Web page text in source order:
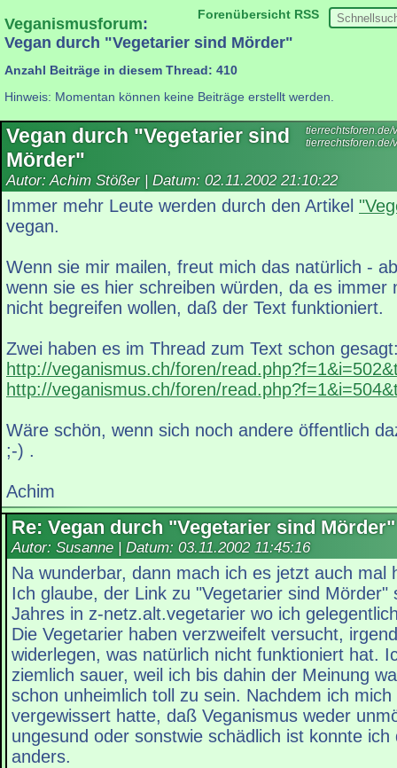
Forenübersicht RSS
Veganismusforum:
Vegan durch "Vegetarier sind Mörder"
Anzahl Beiträge in diesem Thread: 410
Hinweis: Momentan können keine Beiträge erstellt werden.
tierrechtsforen.de/
Vegan durch "Vegetarier sind
Mörder"
Autor: Achim Stößer | Datum: 02.11.2002 21:10:22
Immer mehr Leute werden durch den Artikel
vegan.
Wenn sie mir mailen, freut mich das natürlich -
wenn sie es hier schreiben würden, da es immer
nicht begreifen wollen, daß der Text funktioniert.
Zwei haben es im Thread zum Text schon
http://veganismus.ch/foren/
http://veganismus.ch/foren/
Wäre schön, wenn sich noch andere öffentlich
;-) .
Achim
Re: Vegan durch "Vegetarier sind Mörder"
Autor: Susanne | Datum: 03.11.2002 11:45:16
Na wunderbar, dann mach ich es jetzt auch mal
Ich glaube, der Link zu "Vegetarier sind Mörder"
Jahres in z-netz.alt.vegetarier wo ich
Die Vegetarier haben verzweifelt versucht,
widerlegen, was natürlich nicht funktioniert hat.
ziemlich sauer, weil ich bis dahin der Meinung
schon unheimlich toll zu sein. Nachdem ich
vergewissert hatte, daß Veganismus weder
ungesund oder sonstwie schädlich ist konnte
anders.